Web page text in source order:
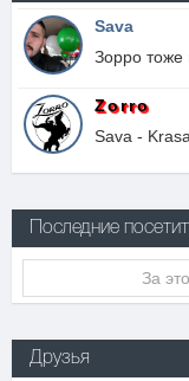
Sava
Зорро тоже
Zorro
Sava -
Последние
За
Друзья